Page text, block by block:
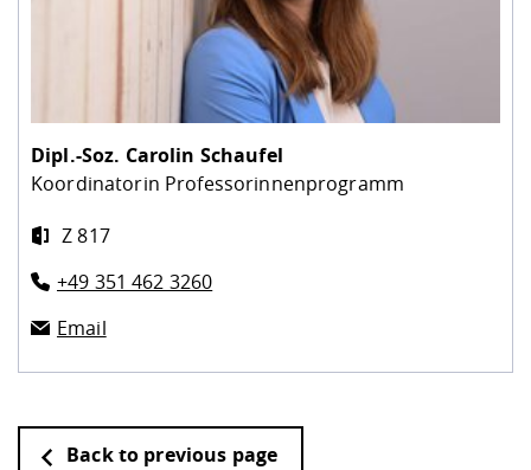
Dipl.-Soz. Carolin Schaufel
Koordinatorin Professorinnenprogramm
Z 817
+49 351 462 3260
Email
Back to previous page